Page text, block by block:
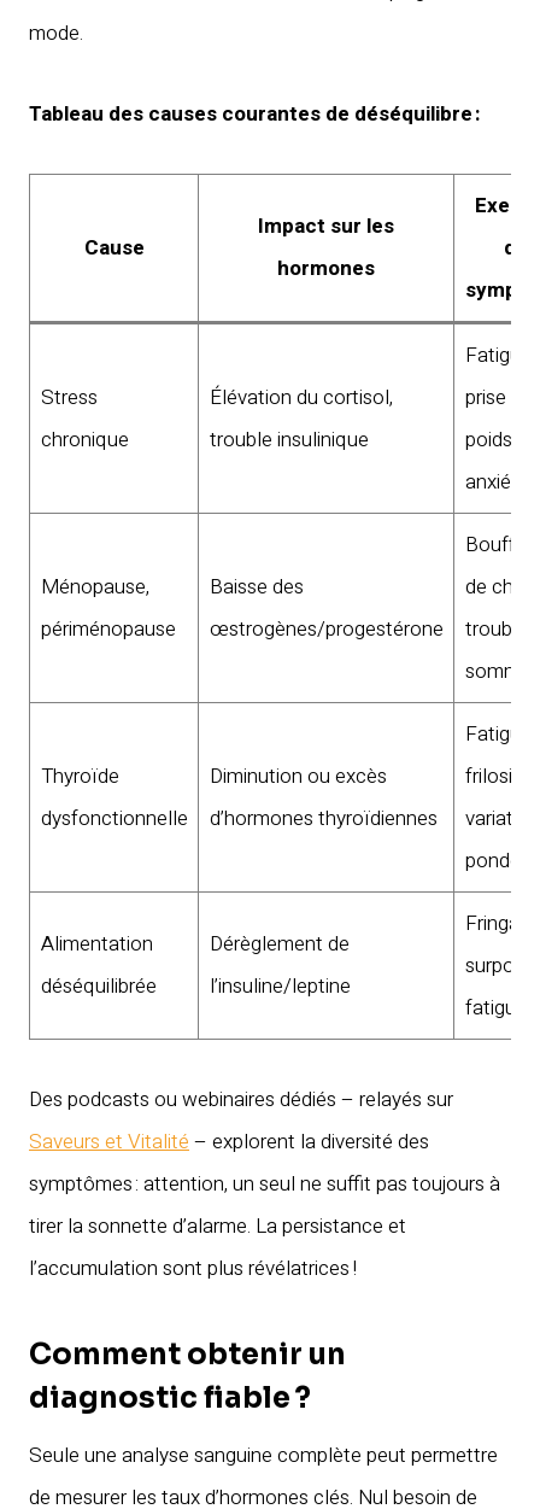
mode.
Tableau des causes courantes de déséquilibre :
Cause
Impact sur les
hormones
de
Stress
chronique
Élévation du cortisol,
trouble insulinique
Fatigue,
prise de
poids,
anxiété
Ménopause,
périménopause
Baisse des
œstrogènes/progestérone
de
troubles
sommeil
Thyroïde
dysfonctionnelle
Diminution ou excès
d’hormones thyroïdiennes
Fatigue,
frilosité,
Alimentation
déséquilibrée
Dérèglement de
l’insuline/leptine
fatigue
Des podcasts ou webinaires dédiés – relayés sur
Saveurs et Vitalité – explorent la diversité des
symptômes : attention, un seul ne suffit pas toujours à
tirer la sonnette d’alarme. La persistance et
l’accumulation sont plus révélatrices !
Comment obtenir un
diagnostic fiable ?
Seule une analyse sanguine complète peut permettre
de mesurer les taux d’hormones clés. Nul besoin de